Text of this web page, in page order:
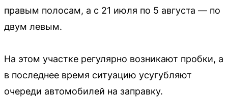
правым полосам, а с 21 июля по 5 августа — по
двум левым.
На этом участке регулярно возникают пробки, а
в последнее время ситуацию усугубляют
очереди автомобилей на заправку.